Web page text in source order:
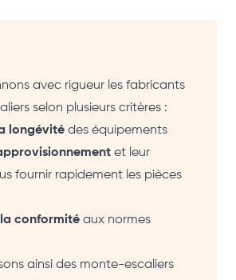
avec rigueur les fabricants
selon plusieurs critères :
longévité des équipements
et leur
fournir rapidement les pièces
conformité aux normes
ainsi des monte-escaliers